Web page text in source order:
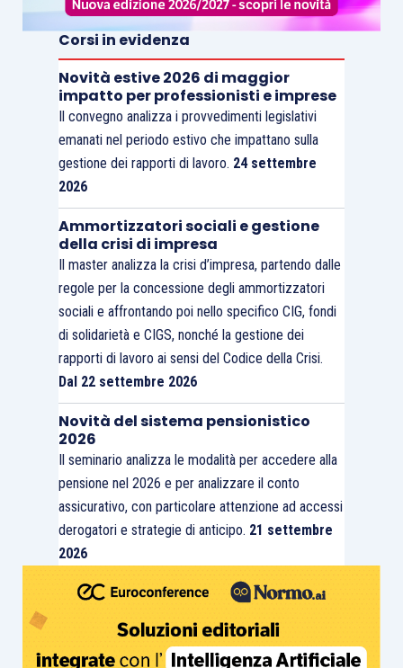
Corsi in evidenza
Novità estive 2026 di maggior
impatto per professionisti e imprese
Il convegno analizza i provvedimenti legislativi
emanati nel periodo estivo che impattano sulla
gestione dei rapporti di lavoro. 24 settembre
2026
Ammortizzatori sociali e gestione
della crisi di impresa
Il master analizza la crisi d’impresa, partendo dalle
regole per la concessione degli ammortizzatori
sociali e affrontando poi nello specifico CIG, fondi
di solidarietà e CIGS, nonché la gestione dei
rapporti di lavoro ai sensi del Codice della Crisi.
Dal 22 settembre 2026
Novità del sistema pensionistico
2026
Il seminario analizza le modalità per accedere alla
pensione nel 2026 e per analizzare il conto
assicurativo, con particolare attenzione ad accessi
derogatori e strategie di anticipo. 21 settembre
2026